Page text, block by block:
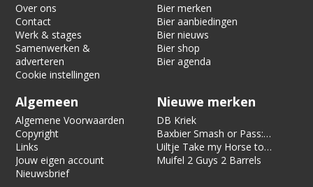
Over ons
Contact
Werk & stages
Samenwerken &
adverteren
Cookie instellingen
Bier merken
Bier aanbiedingen
Bier nieuws
Bier shop
Bier agenda
Algemeen
Algemene Voorwaarden
Copyright
Links
Jouw eigen account
Nieuwsbrief
Nieuwe merken
DB Kriek
Baxbier Smash or Pass:
Strata
Uiltje Take my Horse to
the Hotel Room
Muifel 2 Guys 2 Barrels